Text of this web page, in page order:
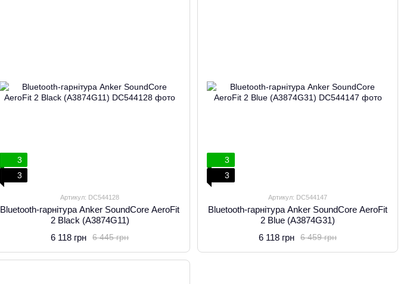
3
3
Артикул: DC544128
Bluetooth-гарнітура Anker SoundCore AeroFit
2 Black (A3874G11)
6 445 грн
6 118 грн
3
3
Артикул: DC544147
Bluetooth-гарнітура Anker SoundCore AeroFit
2 Blue (A3874G31)
6 459 грн
6 118 грн